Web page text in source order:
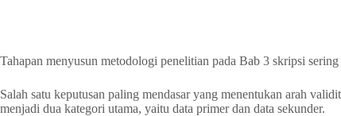
Tahapan menyusun metodologi penelitian pada Bab 3 skripsi
Salah satu keputusan paling mendasar yang menentukan arah
menjadi dua kategori utama, yaitu data primer dan data sekunder.